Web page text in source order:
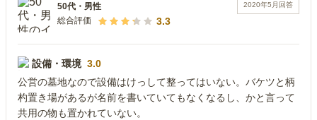
2020年5月 回答
50代 ・ 男性
総合評価
3.3
設備・環境 3.0
公営の墓地なので設備はけっして整ってはいない。バケツと柄
杓置き場があるが名前を書いていてもなくなるし、かと言って
共用の物も置かれていない。